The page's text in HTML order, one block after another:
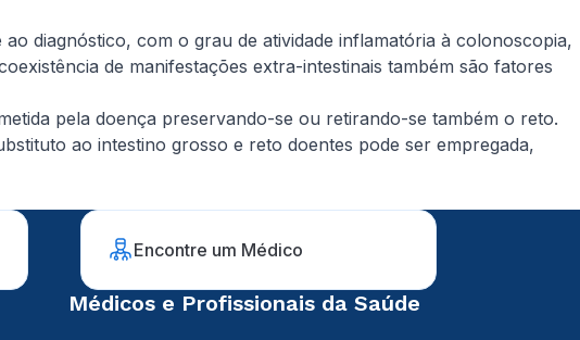
diagnóstico, com o grau de atividade inflamatória à colonoscopia,
de manifestações extra-intestinais também são fatores
pela doença preservando-se ou retirando-se também o reto.
ao intestino grosso e reto doentes pode ser empregada,
Encontre um Médico
Médicos e Profissionais da Saúde